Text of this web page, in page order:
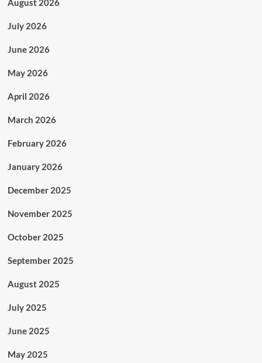
August 2026
July 2026
June 2026
May 2026
April 2026
March 2026
February 2026
January 2026
December 2025
November 2025
October 2025
September 2025
August 2025
July 2025
June 2025
May 2025